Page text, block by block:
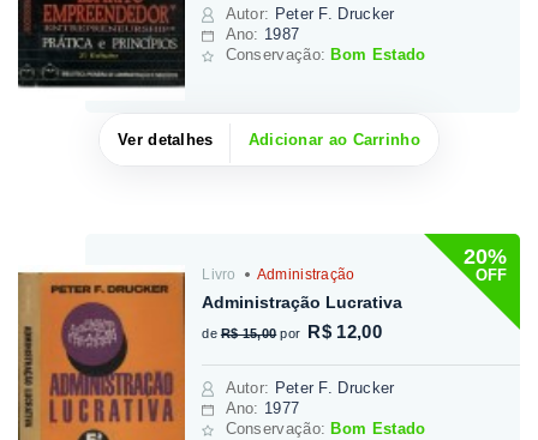
Autor: Peter F. Drucker
Ano: 1987
Conservação: Bom Estado
Ver detalhes Adicionar ao Carrinho
20%
OFF
Livro Administração
Administração Lucrativa
de R$ 15,00 por R$ 12,00
Autor: Peter F. Drucker
Ano: 1977
Conservação: Bom Estado